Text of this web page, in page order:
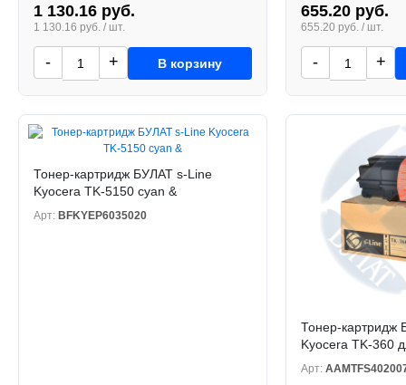
1 130.16 руб.
1 130.16 руб. / шт.
- + В корзину
655.20 руб.
655.20 руб. / шт.
- +
Тонер-картридж БУЛАТ s-Line
Kyocera TK-5150 cyan &
Арт: BFKYEP6035020
Тонер-картридж
Kyocera TK-360
Арт: